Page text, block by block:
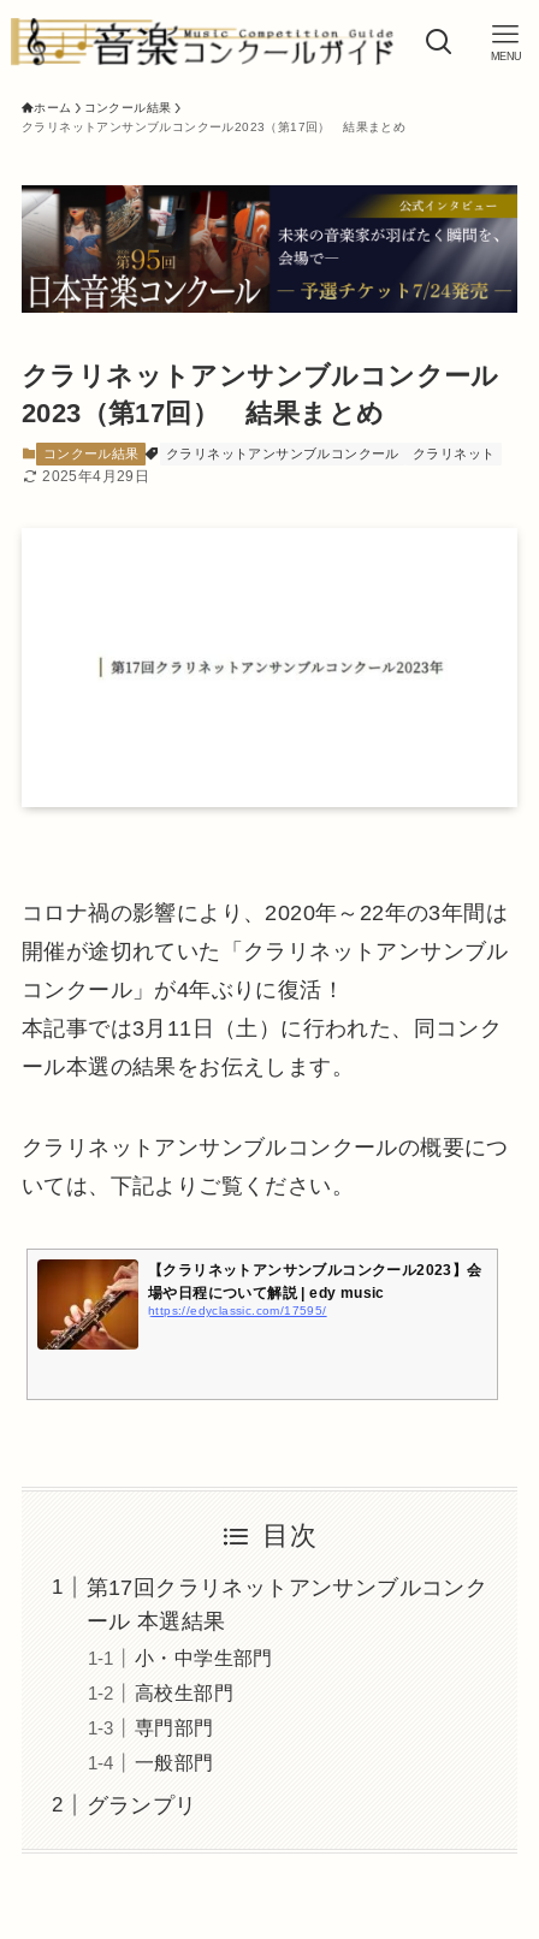
MENU
ホーム
コンクール結果
クラリネットアンサンブルコンクール2023（第17回） 結果まとめ
クラリネットアンサンブルコンクール
2023（第17回） 結果まとめ
コンクール結果 クラリネットアンサンブルコンクール クラリネット
2025年4月29日
コロナ禍の影響により、2020年～22年の3年間は
開催が途切れていた「クラリネットアンサンブル
コンクール」が4年ぶりに復活！
本記事では3月11日（土）に行われた、同コンク
ール本選の結果をお伝えします。
クラリネットアンサンブルコンクールの概要につ
いては、下記よりご覧ください。
【クラリネットアンサンブルコンクール2023】会
場や日程について解説 | edy music
https://edyclassic.com/17595/
目次
第17回クラリネットアンサンブルコンク
ール 本選結果
小・中学生部門
高校生部門
専門部門
一般部門
グランプリ